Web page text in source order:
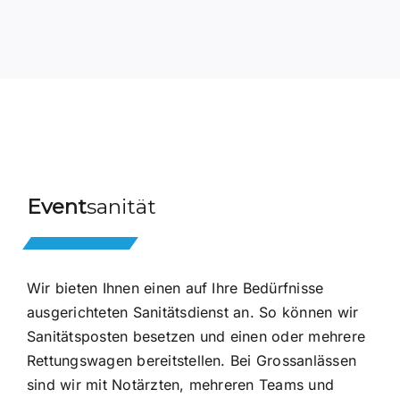
Eventsanität
Wir bieten Ihnen einen auf Ihre Bedürfnisse
ausgerichteten Sanitätsdienst an. So können wir
Sanitätsposten besetzen und einen oder mehrere
Rettungswagen bereitstellen. Bei Grossanlässen
sind wir mit Notärzten, mehreren Teams und